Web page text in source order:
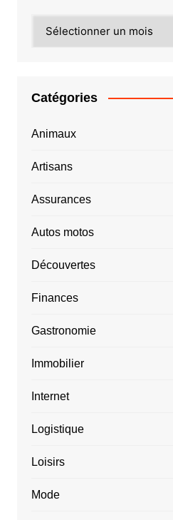
Catégories
Animaux
Artisans
Assurances
Autos motos
Découvertes
Finances
Gastronomie
Immobilier
Internet
Logistique
Loisirs
Mode